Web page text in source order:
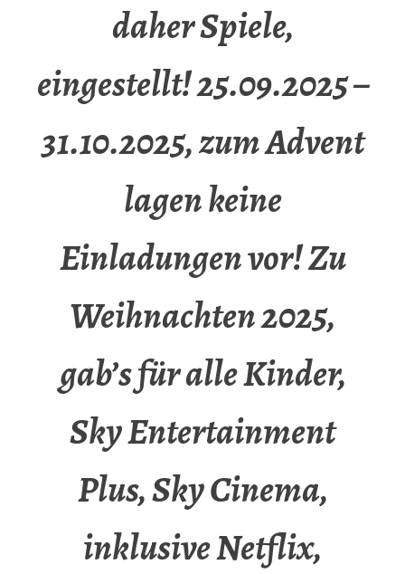
daher Spiele,
eingestellt! 25.09.2025 –
31.10.2025, zum Advent
lagen keine
Einladungen vor! Zu
Weihnachten 2025,
gab’s für alle Kinder,
Sky Entertainment
Plus, Sky Cinema,
inklusive Netflix,